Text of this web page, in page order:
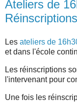
Ateliers de
Les ateliers de
et dans l'école
Les réinscriptions
l'intervenant pour
Une fois les